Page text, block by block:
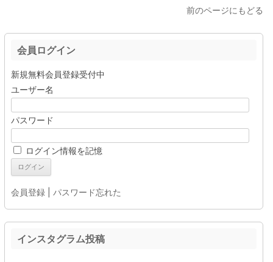
前のページにもどる
会員ログイン
新規無料会員登録受付中
ユーザー名
パスワード
ログイン情報を記憶
会員登録 パスワード忘れた
インスタグラム投稿